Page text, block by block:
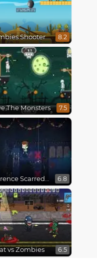
Shooter 8.2
The Monsters 7.5
Clarence Scarred Silly 6.8
vs Zombies 6.5